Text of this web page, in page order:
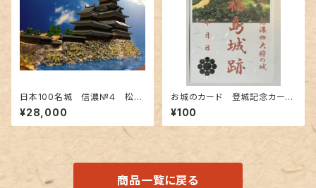
日本100名城 信濃№４ 松本
城 コレクションケース付 お
城 模型 ジオラマ完成品 ミ
ニサイズ
¥28,000
お城のカード 登城記念カー
ド 木曽義康公 木曽福島城跡
A
¥100
商品一覧に戻る